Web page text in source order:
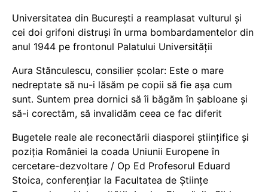
Universitatea din București a reamplasat vulturul și
cei doi grifoni distruși în urma bombardamentelor din
anul 1944 pe frontonul Palatului Universității
Aura Stănculescu, consilier școlar: Este o mare
nedreptate să nu-i lăsăm pe copii să fie așa cum
sunt. Suntem prea dornici să îi băgăm în șabloane și
să-i corectăm, să invalidăm ceea ce fac diferit
Bugetele reale ale reconectării diasporei științifice și
poziția României la coada Uniunii Europene în
cercetare-dezvoltare / Op Ed Profesorul Eduard
Stoica, conferențiar la Facultatea de Științe